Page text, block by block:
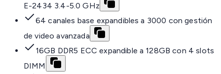
E-2434 3.4-5.0 GHz
64 canales base expandibles a 3000 con gestión
de video avanzada
16GB DDR5 ECC expandible a 128GB con 4 slots
DIMM